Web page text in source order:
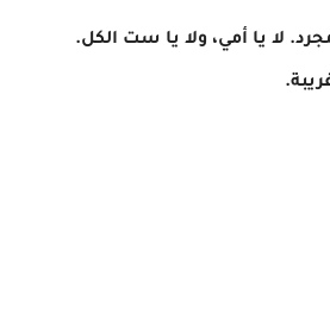
لا يا أمي، ولا يا ست الكل.